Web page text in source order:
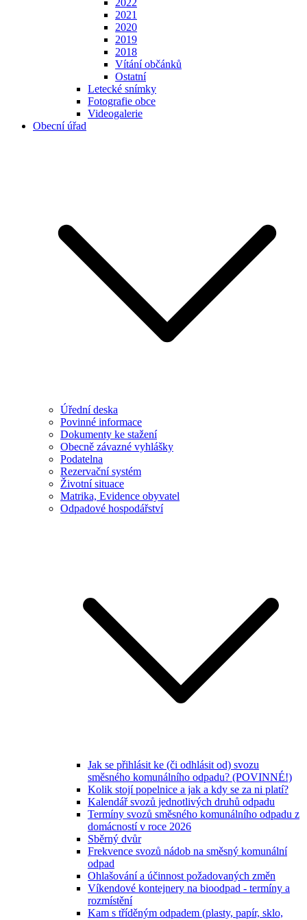
2022
2021
2020
2019
2018
Vítání občánků
Ostatní
Letecké snímky
Fotografie obce
Videogalerie
Obecní úřad
Úřední deska
Povinné informace
Dokumenty ke stažení
Obecně závazné vyhlášky
Podatelna
Rezervační systém
Životní situace
Matrika, Evidence obyvatel
Odpadové hospodářství
Jak se přihlásit ke (či odhlásit od) svozu
směsného komunálního odpadu? (POVINNÉ!)
Kolik stojí popelnice a jak a kdy se za ni platí?
Kalendář svozů jednotlivých druhů odpadu
Termíny svozů směsného komunálního odpadu z
domácností v roce 2026
Sběrný dvůr
Frekvence svozů nádob na směsný komunální
odpad
Ohlašování a účinnost požadovaných změn
Víkendové kontejnery na bioodpad - termíny a
rozmístění
Kam s tříděným odpadem (plasty, papír, sklo,